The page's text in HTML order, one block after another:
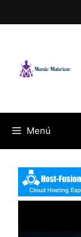
al
Menú